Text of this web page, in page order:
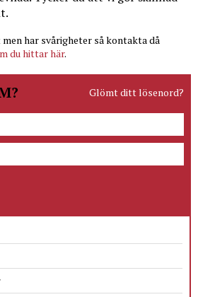
har svårigheter så kontakta då
du hittar här.
Glömt ditt lösenord?